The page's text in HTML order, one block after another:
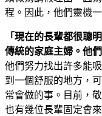
程。因此，他們靈機
「現在的長輩都很聰
傳統的家庭主婦。他
他們努力找出許多能
到一個舒服的地方，
常會做的事。目前，
也有幾位長輩固定會來